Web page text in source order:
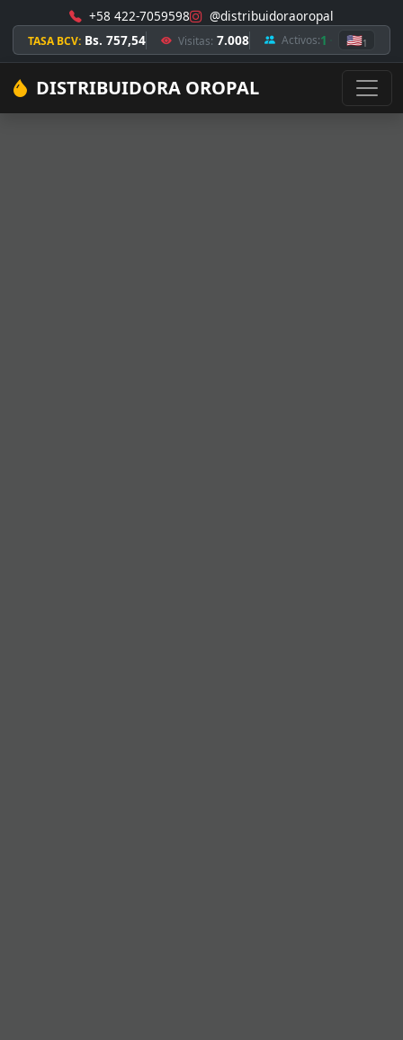
+58 422-7059598 @distribuidoraoropal
TASA BCV: Bs. 757,54 Visitas: 7.008 Activos:1 🇺🇸1
DISTRIBUIDORA OROPAL